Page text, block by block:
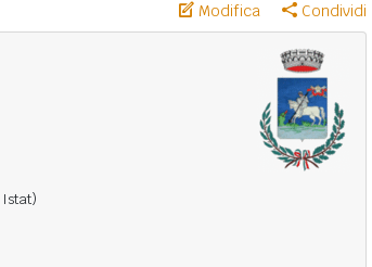
Modifica Condividi